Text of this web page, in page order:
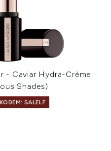
- Caviar Hydra-Crème
Shades)
SALELF